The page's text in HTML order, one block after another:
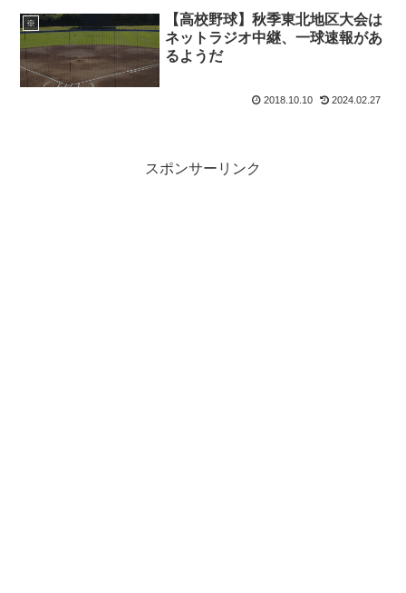
※
【高校野球】秋季東北地区大会は
ネットラジオ中継、一球速報があ
るようだ
2018.10.10 2024.02.27
スポンサーリンク